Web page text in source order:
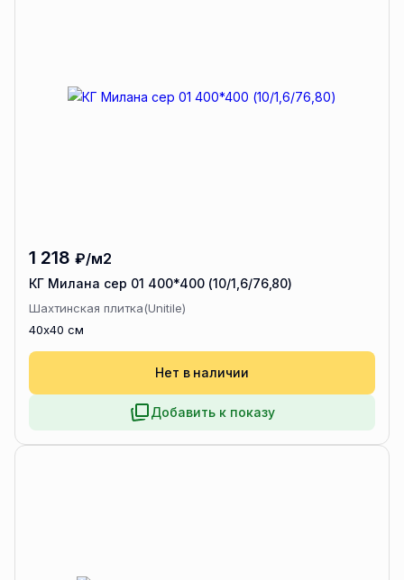
1 218 ₽/м2
КГ Милана сер 01 400*400 (10/1,6/76,80)
Шахтинская плитка(Unitile)
40x40 см
Нет в наличии
Добавить к показу